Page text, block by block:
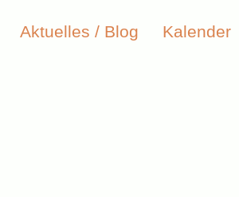
Aktuelles / Blog Kalender